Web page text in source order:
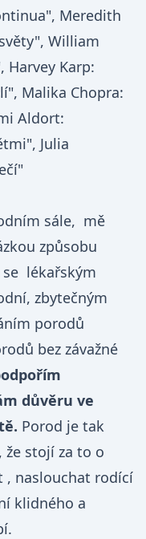
William
Harvey Karp:
Malika Chopra:
Aldort:
Julia
sále,  mě
způsobu
lékařským
zbytečným
porodů
bez závažné
důvěru ve
Porod je tak
že stojí za to o
, naslouchat rodící
klidného a